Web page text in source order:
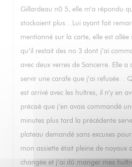
Gillardeau n0 5, elle m’a répondu
stockaient plus…Lui ayant fait
mentionné sur la carte, elle est allée
qu’il restait des no 3 dont j’ai
avec deux verres de Sancerre. Elle
servir une carafe que j’ai refusée. .
est arrivé avec les huîtres, il n’y en
précisé que j’en avais commandé
minutes plus tard la précédente
plateau demandé sans excuses
mon assiette était pleine de noyaux
changée et j’ai dû manger mes